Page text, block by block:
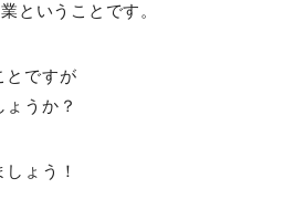
ということです。
とですが
うか？
ょう！